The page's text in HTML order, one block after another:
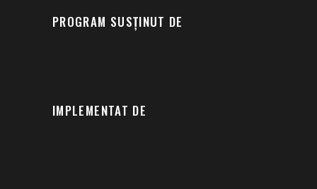
PROGRAM SUSȚINUT DE
IMPLEMENTAT DE